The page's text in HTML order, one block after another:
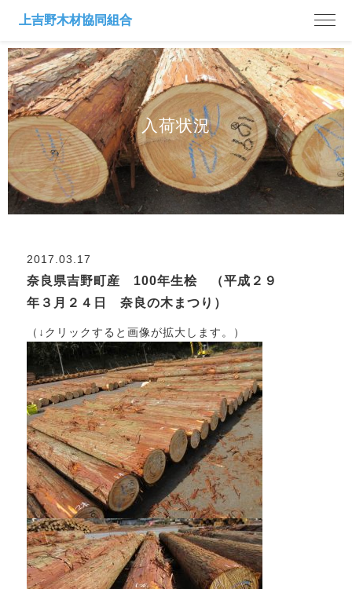
入荷状況
2017.03.17
奈良県吉野町産 100年生桧 （平成２９
年３月２４日 奈良の木まつり）
（↓クリックすると画像が拡大します。）